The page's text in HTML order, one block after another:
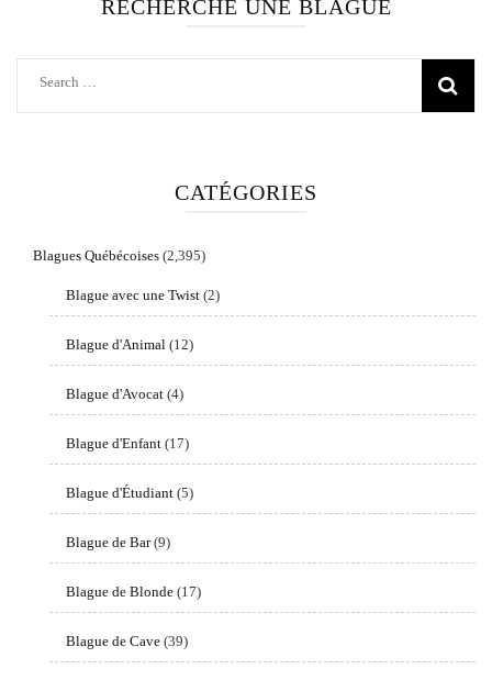
RECHERCHE UNE BLAGUE
Search
CATÉGORIES
Blagues Québécoises (2,395)
Blague avec une Twist (2)
Blague d'Animal (12)
Blague d'Avocat (4)
Blague d'Enfant (17)
Blague d'Étudiant (5)
Blague de Bar(9)
Blague de Blonde (17)
Blague de Cave (39)